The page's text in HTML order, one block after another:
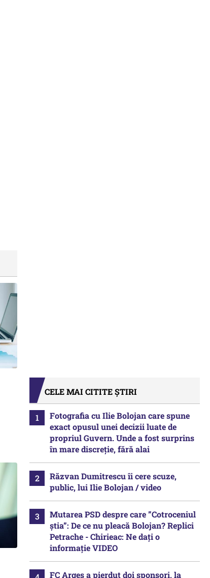
CELE MAI CITITE ȘTIRI
Fotografia cu Ilie Bolojan care spune
exact opusul unei decizii luate de
propriul Guvern. Unde a fost surprins
în mare discreție, fără alai
Răzvan Dumitrescu îi cere scuze,
public, lui Ilie Bolojan / video
Mutarea PSD despre care ”Cotroceniul
știa”: De ce nu pleacă Bolojan? Replici
Petrache - Chirieac: Ne dați o
informație VIDEO
FC Argeș a pierdut doi sponsori, la